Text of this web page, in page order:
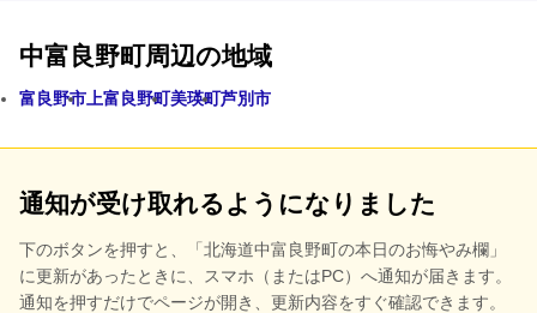
中富良野町周辺の地域
富良野市上富良野町美瑛町芦別市
通知が受け取れるようになりました
下のボタンを押すと、
「北海道中富良野町の本日のお悔やみ欄」
に更新があったときに、スマホ（またはPC）へ通知が届きます。
通知を押すだけでページが開き、更新内容をすぐ確認できます。